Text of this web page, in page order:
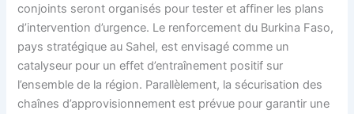
conjoints seront organisés pour tester et affiner les plans
d’intervention d’urgence. Le renforcement du Burkina Faso,
pays stratégique au Sahel, est envisagé comme un
catalyseur pour un effet d’entraînement positif sur
l’ensemble de la région. Parallèlement, la sécurisation des
chaînes d’approvisionnement est prévue pour garantir une